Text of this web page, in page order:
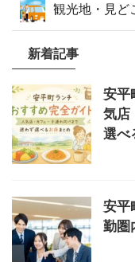
観光地・見ど
新着記事
安平
気店
選べ
安平
勤圏